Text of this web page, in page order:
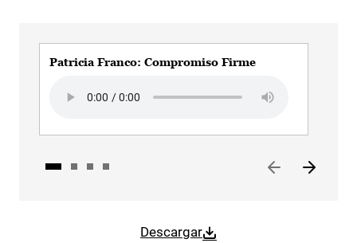
Descargar
Patricia Franco: Compromiso Firme